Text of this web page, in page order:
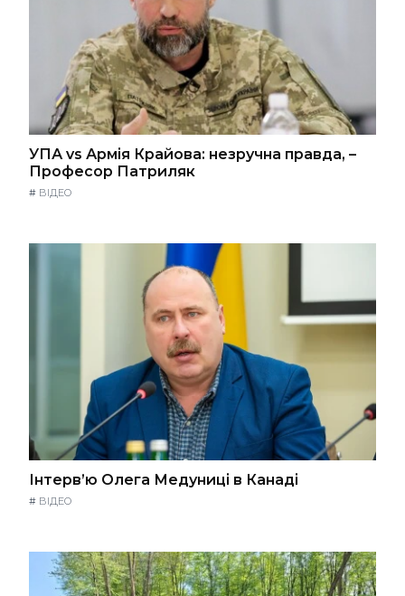
УПА vs Армія Крайова: незручна правда, –
Професор Патриляк
# ВІДЕО
Інтерв’ю Олега Медуниці в Канаді
# ВІДЕО